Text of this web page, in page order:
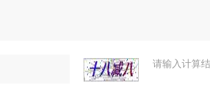
请输入计算